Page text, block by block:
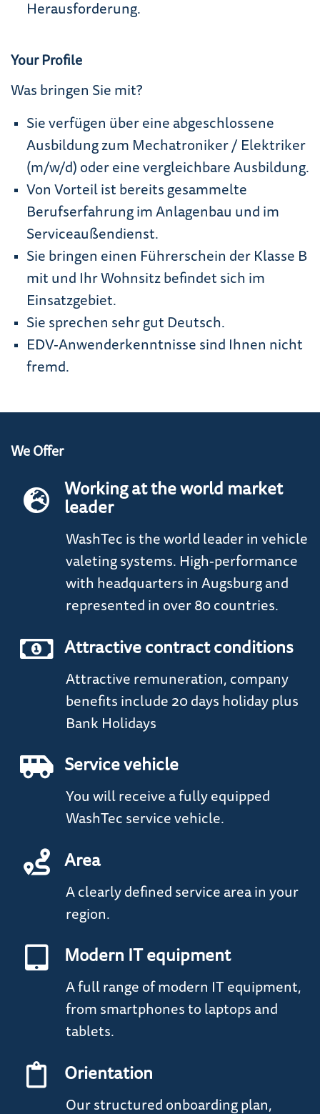
Herausforderung.
Your Profile
Was bringen Sie mit?
Sie verfügen über eine abgeschlossene
Ausbildung zum Mechatroniker / Elektriker
(m/w/d) oder eine vergleichbare Ausbildung.
Von Vorteil ist bereits gesammelte
Berufserfahrung im Anlagenbau und im
Serviceaußendienst.
Sie bringen einen Führerschein der Klasse B
mit und Ihr Wohnsitz befindet sich im
Einsatzgebiet.
Sie sprechen sehr gut Deutsch.
EDV-Anwenderkenntnisse sind Ihnen nicht
fremd.
We Offer
Working at the world market
leader
WashTec is the world leader in vehicle
valeting systems. High-performance
with headquarters in Augsburg and
represented in over 80 countries.
Attractive contract conditions
Attractive remuneration, company
benefits include 20 days holiday plus
Bank Holidays
Service vehicle
You will receive a fully equipped
WashTec service vehicle.
Area
A clearly defined service area in your
region.
Modern IT equipment
A full range of modern IT equipment,
from smartphones to laptops and
tablets.
Orientation
Our structured onboarding plan,